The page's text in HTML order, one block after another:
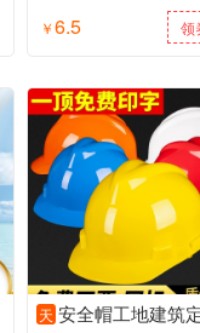
￥6.5 领
天 安全帽工地建筑定做施工领导安全头盔电力透气国标加厚